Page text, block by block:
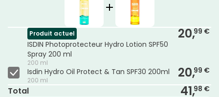
Produit actuel
ISDIN Photoprotecteur Hydro Lotion SPF50
Spray 200 ml
200 ml
20,99 €
Isdin Hydro Oil Protect & Tan SPF30 200ml
200 ml 20,99 €
Total 41,98 €